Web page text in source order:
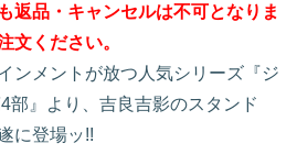
返品・キャンセルは不可となりま
文ください。
ンメントが放つ人気シリーズ『ジ
部』より、吉良吉影のスタンド
に登場ッ!!